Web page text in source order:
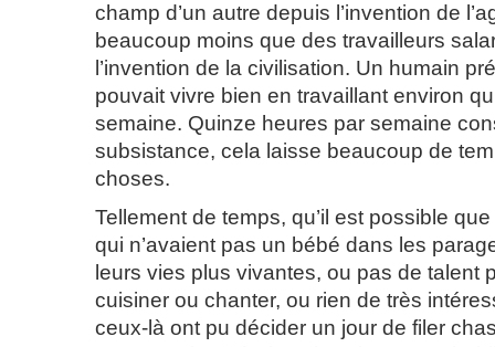
champ d’un autre depuis l’invention de
beaucoup moins que des travailleurs
l’invention de la civilisation. Un humain
pouvait vivre bien en travaillant environ
semaine. Quinze heures par semaine
subsistance, cela laisse beaucoup de
choses.
Tellement de temps, qu’il est possible
qui n’avaient pas un bébé dans les
leurs vies plus vivantes, ou pas de talent
cuisiner ou chanter, ou rien de très
ceux-là ont pu décider un jour de filer